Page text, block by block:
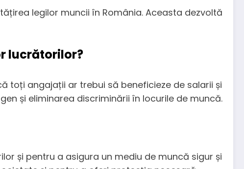
legilor muncii în România. Aceasta dezvoltă
lucrătorilor?
toți angajații ar trebui să beneficieze de salarii și
și eliminarea discriminării în locurile de muncă.
și pentru a asigura un mediu de muncă sigur și